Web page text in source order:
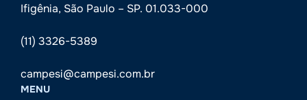
Ifigênia, São Paulo – SP. 01.033-000
(11) 3326-5389
campesi@campesi.com.br
MENU